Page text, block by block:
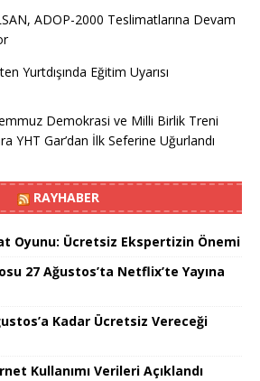
ADOP-2000 Teslimatlarına Devam
Yurtdışında Eğitim Uyarısı
Demokrasi ve Milli Birlik Treni
YHT Gar’dan İlk Seferine Uğurlandı
RAYHABER
Oyunu: Ücretsiz Ekspertizin Önemi
27 Ağustos’ta Netflix’te Yayına
Kadar Ücretsiz Vereceği
Kullanımı Verileri Açıklandı